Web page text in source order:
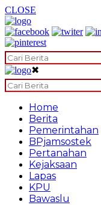
CLOSE
✖
Home
Berita
Pemerintahan
BPjamsostek
Pertanahan
Kejaksaan
Lapas
KPU
Bawaslu